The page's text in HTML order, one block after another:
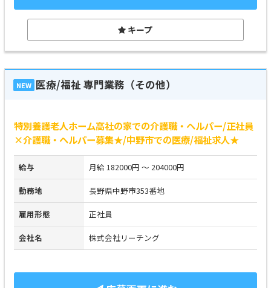
キープ
NEW 医療/福祉 専門業務（その他）
特別養護老人ホーム高社の家での介護職・ヘルパー/正社員
×介護職・ヘルパー募集★/中野市での医療/福祉求人★
給与 月給 182000円 ～ 204000円
勤務地 長野県中野市353番地
雇用形態 正社員
会社名 株式会社リーチング